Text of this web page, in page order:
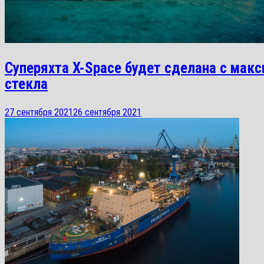
Суперяхта X-Space будет сделана с
стекла
27 сентября 202126 сентября 2021